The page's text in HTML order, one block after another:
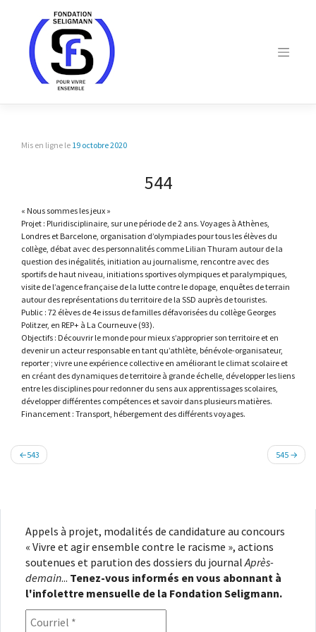
Mis en ligne le 19 octobre 2020
544
« Nous sommes les jeux »
Projet : Pluridisciplinaire, sur une période de 2 ans. Voyages à Athènes,
Londres et Barcelone, organisation d’olympiades pour tous les élèves du
collège, débat avec des personnalités comme Lilian Thuram autour de la
question des inégalités, initiation au journalisme, rencontre avec des
sportifs de haut niveau, initiations sportives olympiques et paralympiques,
visite de l’agence française de la lutte contre le dopage, enquêtes de terrain
autour des représentations du territoire de la SSD auprès de touristes.
Public : 72 élèves de 4e issus de familles défavorisées du collège Georges
Politzer, en REP+ à La Courneuve (93).
Objectifs : Découvrir le monde pour mieux s’approprier son territoire et en
devenir un acteur responsable en tant qu’athlète, bénévole-organisateur,
reporter ; vivre une expérience collective en améliorant le climat scolaire et
en créant des dynamiques de territoire à grande échelle, développer les liens
entre les disciplines pour redonner du sens aux apprentissages scolaires,
développer différentes compétences et savoir dans plusieurs matières.
Financement : Transport, hébergement des différents voyages.
Navigation
de
543 545
Appels à projet, modalités de candidature au concours
« Vivre et agir ensemble contre le racisme », actions
soutenues et parution des dossiers du journalAprès-
demain... Tenez-vous informés en vous abonnant à
l'infolettre mensuelle de la Fondation Seligmann.